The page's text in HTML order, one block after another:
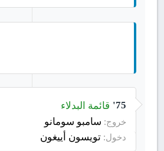
75' قائمة البدلاء
خروج: سامبو سومانو
دخول: تويسون أييغون